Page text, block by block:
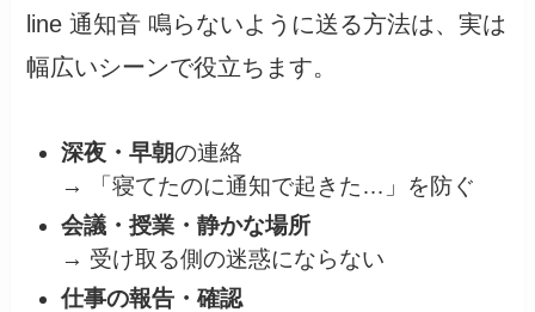
line 通知音 鳴らないように送る方法は、実は
幅広いシーンで役立ちます。
深夜・早朝の連絡
→ 「寝てたのに通知で起きた…」を防ぐ
会議・授業・静かな場所
→ 受け取る側の迷惑にならない
仕事の報告・確認